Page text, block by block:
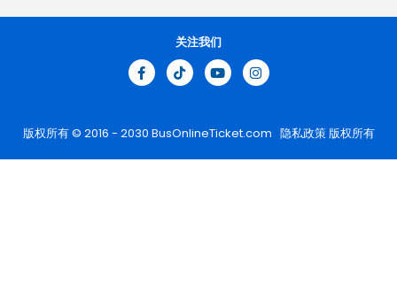
版权所有 © 2016 - 2030 BusOnlineTicket.com 隐私政策版权所有
关注我们